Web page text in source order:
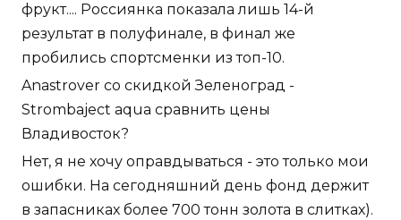
фрукт.... Россиянка показала лишь 14-й
результат в полуфинале, в финал же
пробились спортсменки из топ-10.
Anastrover со скидкой Зеленоград -
Strombaject aqua сравнить цены
Владивосток?
Нет, я не хочу оправдываться - это только мои
ошибки. На сегодняшний день фонд держит
в запасниках более 700 тонн золота в слитках).